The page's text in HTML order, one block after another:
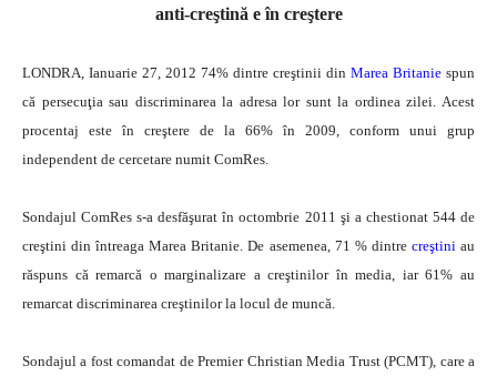
anti-creştină e în creştere
LONDRA, Ianuarie 27, 2012 74% dintre creştinii din Marea Britanie spun
că persecuţia sau discriminarea la adresa lor sunt la ordinea zilei. Acest
procentaj este în creştere de la 66% în 2009, conform unui grup
independent de cercetare numit ComRes.
Sondajul ComRes s-a desfăşurat în octombrie 2011 şi a chestionat 544 de
creştini din întreaga Marea Britanie. De asemenea, 71 % dintre creştiniau
răspuns că remarcă o marginalizare a creştinilor în media, iar 61% au
remarcat discriminarea creştinilor la locul de muncă.
Sondajul a fost comandat de Premier Christian Media Trust (PCMT), care a